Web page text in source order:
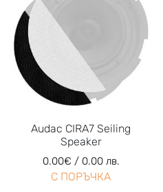
Audac CIRA7 Seiling
Speaker
0.00€ / 0.00 лв.
С ПОРЪЧКА